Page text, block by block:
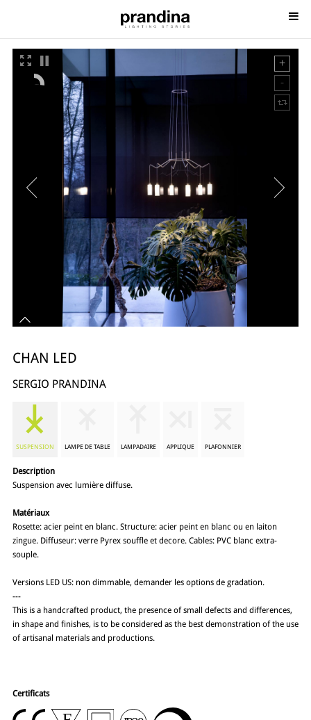
CHAN LED
SERGIO PRANDINA
SUSPENSION LAMPE DE TABLE LAMPADAIRE APPLIQUE PLAFONNIER
Description
Suspension avec lumière diffuse.
Matériaux
Rosette: acier peint en blanc. Structure: acier peint en blanc ou en laiton
zingue. Diffuseur: verre Pyrex souffle et decore. Cables: PVC blanc extra-
souple.
Versions LED US: non dimmable, demander les options de gradation.
---
This is a handcrafted product, the presence of small defects and differences,
in shape and finishes, is to be considered as the best demonstration of the use
of artisanal materials and productions.
Certificats